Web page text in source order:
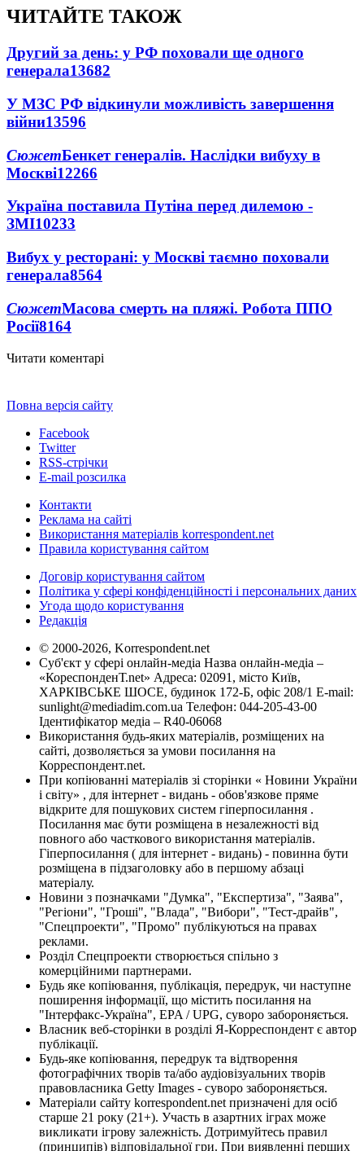
ЧИТАЙТЕ ТАКОЖ
Другий за день: у РФ поховали ще одного
генерала13682
У МЗС РФ відкинули можливість завершення
війни13596
СюжетБенкет генералів. Наслідки вибуху в
Москві12266
Україна поставила Путіна перед дилемою -
ЗМІ10233
Вибух у ресторані: у Москві таємно поховали
генерала8564
СюжетМасова смерть на пляжі. Робота ППО
Росії8164
Читати коментарі
Повна версія сайту
Facebook
Twitter
RSS-стрічки
E-mail розсилка
Контакти
Реклама на сайті
Використання матеріалів korrespondent.net
Правила користування сайтом
Договір користування сайтом
Політика у сфері конфіденційності і персональних даних
Угода щодо користування
Редакція
© 2000-2026, Korrespondent.net
Суб'єкт у сфері онлайн-медіа Назва онлайн-медіа –
«КореспонденТ.net» Адреса: 02091, місто Київ,
ХАРКІВСЬКЕ ШОСЕ, будинок 172-Б, офіс 208/1 E-mail:
sunlight@mediadim.com.ua Телефон: 044-205-43-00
Ідентифікатор медіа – R40-06068
Використання будь-яких матеріалів, розміщених на
сайті, дозволяється за умови посилання на
Корреспондент.net.
При копіюванні матеріалів зі сторінки « Новини України
і світу» , для інтернет - видань - обов'язкове пряме
відкрите для пошукових систем гіперпосилання .
Посилання має бути розміщена в незалежності від
повного або часткового використання матеріалів.
Гіперпосилання ( для інтернет - видань) - повинна бути
розміщена в підзаголовку або в першому абзаці
матеріалу.
Новини з позначками "Думка", "Експертиза", "Заява",
"Регіони", "Гроші", "Влада", "Вибори", "Тест-драйв",
"Спецпроекти", "Промо" публікуються на правах
реклами.
Розділ Спецпроекти створюється спільно з
комерційними партнерами.
Будь яке копіювання, публікація, передрук, чи наступне
поширення інформації, що містить посилання на
"Інтерфакс-Україна", EPA / UPG, суворо забороняється.
Власник веб-сторінки в розділі Я-Корреспондент є автор
публікації.
Будь-яке копіювання, передрук та відтворення
фотографічних творів та/або аудіовізуальних творів
правовласника Getty Images - суворо забороняється.
Матеріали сайту korrespondent.net призначені для осіб
старше 21 року (21+). Участь в азартних іграх може
викликати ігрову залежність. Дотримуйтесь правил
(принципів) відповідальної гри. При виявленні перших